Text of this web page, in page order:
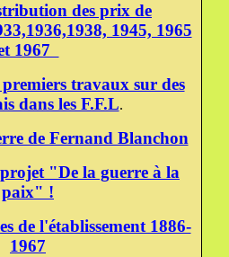
des prix de
1945, 1965
1967
travaux sur des
dans les F.F.L.
de Fernand Blanchon
"De la guerre à la
paix" !
de l'établissement 1886-
1967